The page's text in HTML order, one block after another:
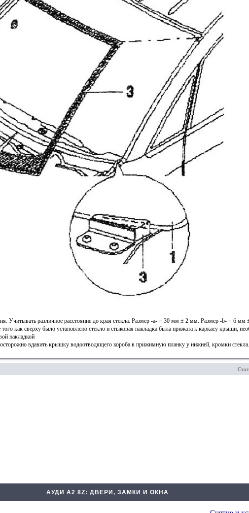
Учитывать различное расстояние до края стекла: Размер -а- = 30 мм ± 2 мм. Размер -b- = б
как сверху было установлено стекло и стыковая накладка была прижата к каркасу крыши,
накладкой
вдавить крышку водоотводящего короба в прижимную планку у нижней, кромки стекла.
АУДИ А2 8Z: ДВЕРИ, ЗАМКИ И ОКНА